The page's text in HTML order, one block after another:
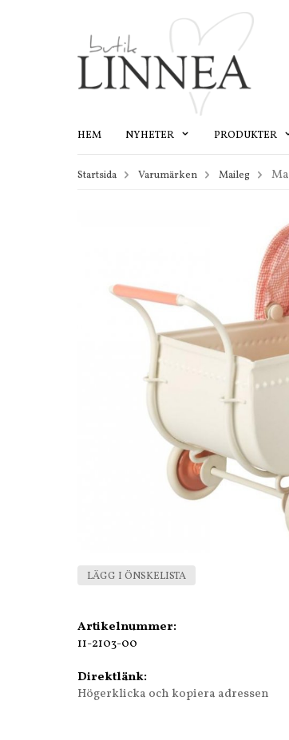
HEM NYHETER PRODUKTER
Startsida Varumärken Maileg
LÄGG I ÖNSKELISTA
Artikelnummer:
11-2103-00
Direktlänk:
Högerklicka och kopiera adressen